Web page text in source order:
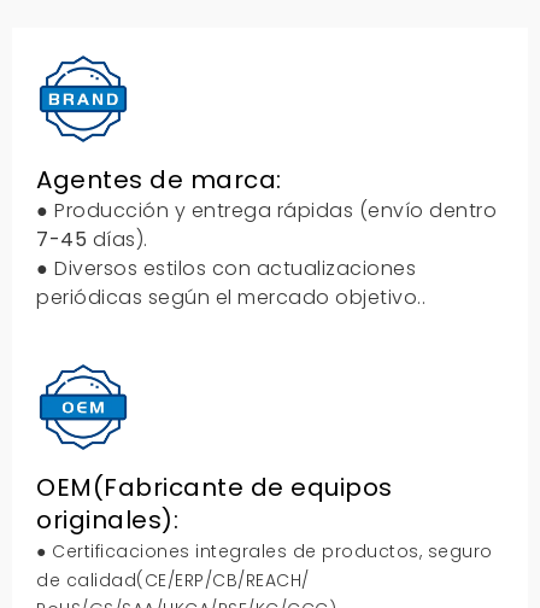
Agentes de marca:
● Producción y entrega rápidas (envío dentro
7-45 días).
● Diversos estilos con actualizaciones
periódicas según el mercado objetivo..
OEM(Fabricante de equipos
originales):
● Certificaciones integrales de productos, seguro
de calidad(CE/ERP/CB/REACH/